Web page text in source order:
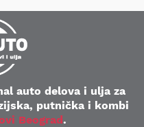
auto delova i ulja za
putnička i kombi
Beograd.